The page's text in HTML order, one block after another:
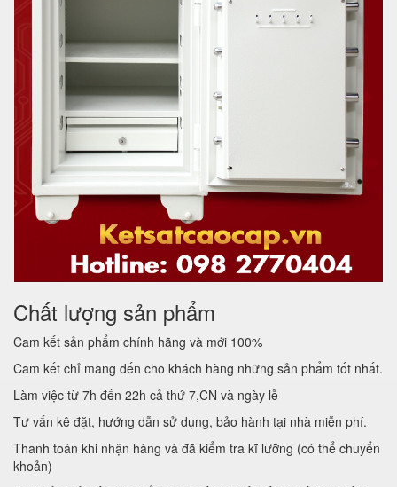
Chất lượng sản phẩm
Cam kết sản phẩm chính hãng và mới 100%
Cam kết chỉ mang đến cho khách hàng những sản phẩm tốt nhất.
Làm việc từ 7h đến 22h cả thứ 7,CN và ngày lễ
Tư vấn kê đặt, hướng dẫn sử dụng, bảo hành tại nhà miễn phí.
Thanh toán khi nhận hàng và đã kiểm tra kĩ lưỡng (có thể chuyển
khoản)